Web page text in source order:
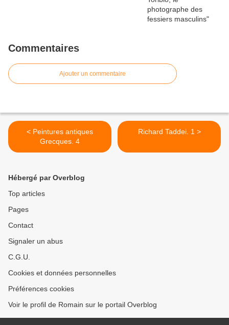
Commentaires
Ajouter un commentaire
< Peintures antiques
Grecques. 4
Richard Taddei. 1 >
Hébergé par Overblog
Top articles
Pages
Contact
Signaler un abus
C.G.U.
Cookies et données personnelles
Préférences cookies
Voir le profil de Romain sur le portail Overblog